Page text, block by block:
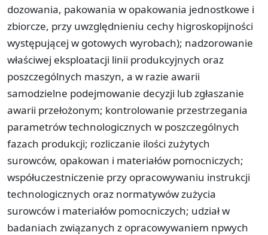
dozowania, pakowania w opakowania jednostkowe i
zbiorcze, przy uwzględnieniu cechy higroskopijności
występującej w gotowych wyrobach); nadzorowanie
właściwej eksploatacji linii produkcyjnych oraz
poszczególnych maszyn, a w razie awarii
samodzielne podejmowanie decyzji lub zgłaszanie
awarii przełożonym; kontrolowanie przestrzegania
parametrów technologicznych w poszczególnych
fazach produkcji; rozliczanie ilości zużytych
surowców, opakowan i materiałów pomocniczych;
współuczestniczenie przy opracowywaniu instrukcji
technologicznych oraz normatywów zużycia
surowców i materiałów pomocniczych; udział w
badaniach związanych z opracowywaniem npwych